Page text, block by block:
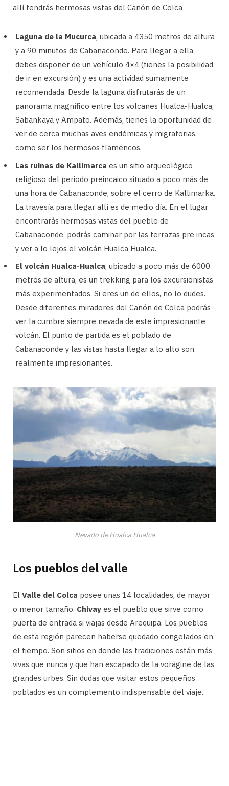
allí tendrás hermosas vistas del Cañón de Colca
Laguna de la Mucurca, ubicada a 4350 metros de altura
y a 90 minutos de Cabanaconde. Para llegar a ella
debes disponer de un vehículo 4×4 (tienes la posibilidad
de ir en excursión) y es una actividad sumamente
recomendada. Desde la laguna disfrutarás de un
panorama magnífico entre los volcanes Hualca-Hualca,
Sabankaya y Ampato. Además, tienes la oportunidad de
ver de cerca muchas aves endémicas y migratorias,
como ser los hermosos flamencos.
Las ruinas de Kallimarca es un sitio arqueológico
religioso del periodo preincaico situado a poco más de
una hora de Cabanaconde, sobre el cerro de Kallimarka.
La travesía para llegar allí es de medio día. En el lugar
encontrarás hermosas vistas del pueblo de
Cabanaconde, podrás caminar por las terrazas pre incas
y ver a lo lejos el volcán Hualca Hualca.
El volcán Hualca-Hualca, ubicado a poco más de 6000
metros de altura, es un trekking para los excursionistas
más experimentados. Si eres un de ellos, no lo dudes.
Desde diferentes miradores del Cañón de Colca podrás
ver la cumbre siempre nevada de este impresionante
volcán. El punto de partida es el poblado de
Cabanaconde y las vistas hasta llegar a lo alto son
realmente impresionantes.
Nevado de Hualca Hualca
Los pueblos del valle
El Valle del Colca posee unas 14 localidades, de mayor
o menor tamaño. Chivay es el pueblo que sirve como
puerta de entrada si viajas desde Arequipa. Los pueblos
de esta región parecen haberse quedado congelados en
el tiempo. Son sitios en donde las tradiciones están más
vivas que nunca y que han escapado de la vorágine de las
grandes urbes. Sin dudas que visitar estos pequeños
poblados es un complemento indispensable del viaje.